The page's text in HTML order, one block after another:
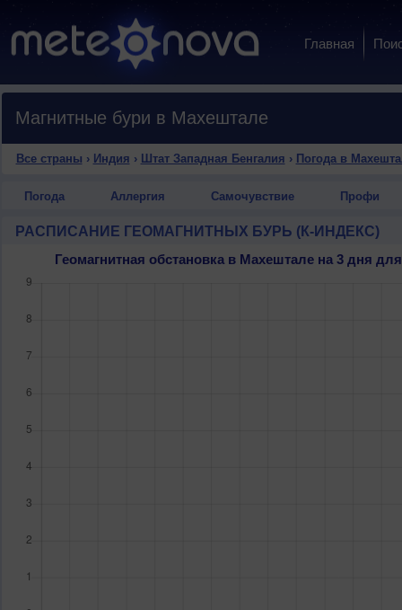
Главная
Магнитные бури в Махештале
Все страны › Индия › Штат Западная Бенгалия › Погода в
Погода Аллергия Самочувствие Профи
РАСПИСАНИЕ ГЕОМАГНИТНЫХ БУРЬ (К-ИНДЕКС)
Геомагнитная обстановка в Махештале на 3 дня